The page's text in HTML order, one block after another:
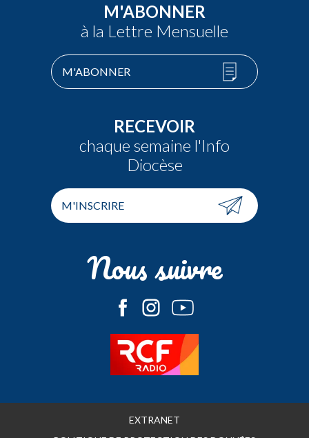
M'ABONNER
à la Lettre Mensuelle
M'ABONNER
RECEVOIR
chaque semaine l'Info
Diocèse
M'INSCRIRE
Nous suivre
EXTRANET